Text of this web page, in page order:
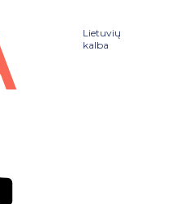
Lietuvių
kalba